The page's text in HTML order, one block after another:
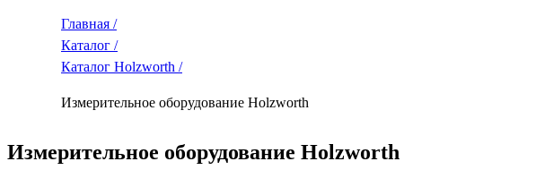
Главная /
Каталог /
Каталог Holzworth /
Измерительное оборудование Holzworth
Измерительное оборудование Holzworth